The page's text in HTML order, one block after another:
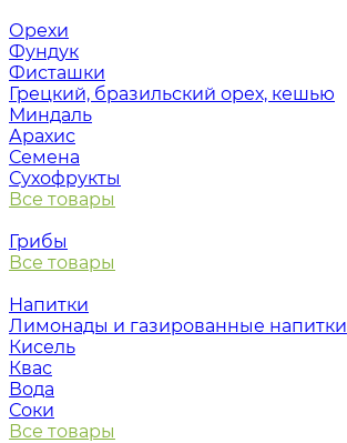
Орехи
Фундук
Фисташки
Грецкий, бразильский орех, кешью
Миндаль
Арахис
Семена
Сухофрукты
Все товары
Грибы
Все товары
Напитки
Лимонады и газированные напитки
Кисель
Квас
Вода
Соки
Все товары